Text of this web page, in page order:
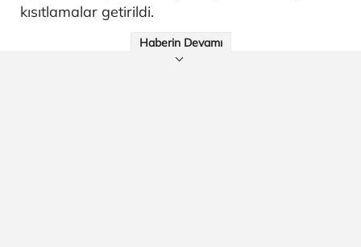
kısıtlamalar getirildi.
Haberin Devamı